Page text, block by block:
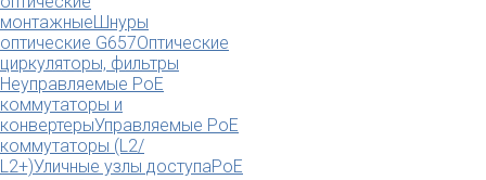
монтажныеШнуры
оптические G657Оптические
циркуляторы, фильтры
Неуправляемые PoE
коммутаторы и
конвертерыУправляемые PoE
коммутаторы (L2/
L2+)Уличные узлы доступаPoE